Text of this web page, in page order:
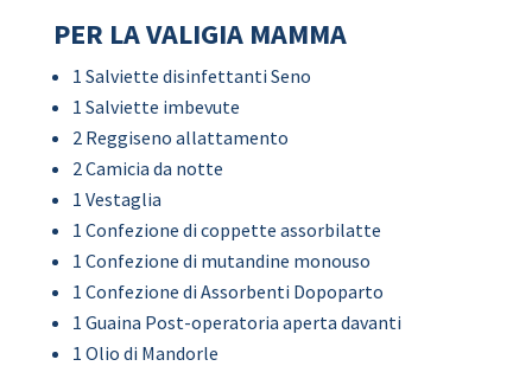
PER LA VALIGIA MAMMA
1 Salviette disinfettanti Seno
1 Salviette imbevute
2 Reggiseno allattamento
2 Camicia da notte
1 Vestaglia
1 Confezione di coppette assorbilatte
1 Confezione di mutandine monouso
1 Confezione di Assorbenti Dopoparto
1 Guaina Post-operatoria aperta davanti
1 Olio di Mandorle